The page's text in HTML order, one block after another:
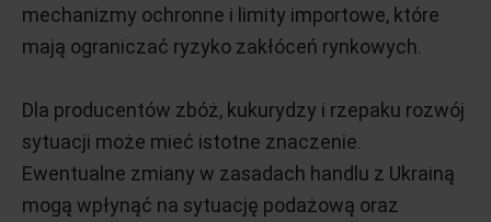
mechanizmy ochronne i limity importowe, które
mają ograniczać ryzyko zakłóceń rynkowych.
Dla producentów zbóż, kukurydzy i rzepaku rozwój
sytuacji może mieć istotne znaczenie.
Ewentualne zmiany w zasadach handlu z Ukrainą
mogą wpłynąć na sytuację podażową oraz